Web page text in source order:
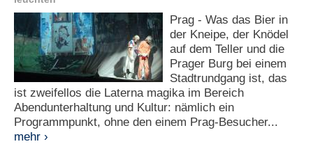
Prag - Was das Bier in
der Kneipe, der Knödel
auf dem Teller und die
Prager Burg bei einem
Stadtrundgang ist, das
ist zweifellos die Laterna magika im Bereich
Abendunterhaltung und Kultur: nämlich ein
Programmpunkt, ohne den einem Prag-Besucher...
mehr ›